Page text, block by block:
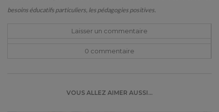
besoins éducatifs particuliers, les pédagogies positives.
Laisser un commentaire
0 commentaire
VOUS ALLEZ AIMER AUSSI...